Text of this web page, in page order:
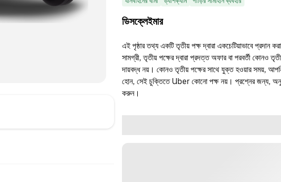
ডিসক্লেইমার
এই পৃষ্ঠার তথ্য একটি তৃতীয় পক্ষ দ্বারা একচেটিয়াভাবে প্রদান
সামগ্রী, তৃতীয় পক্ষের দ্বারা প্রদত্ত অফার বা পরবর্তী কোনও
দায়বদ্ধ নয়। কোনও তৃতীয় পক্ষের সাথে যুক্ত হওয়ার সময়,
হোন, সেই চুক্তিতে Uber কোনো পক্ষ নয়। প্রশ্নের জন্য,
করুন।